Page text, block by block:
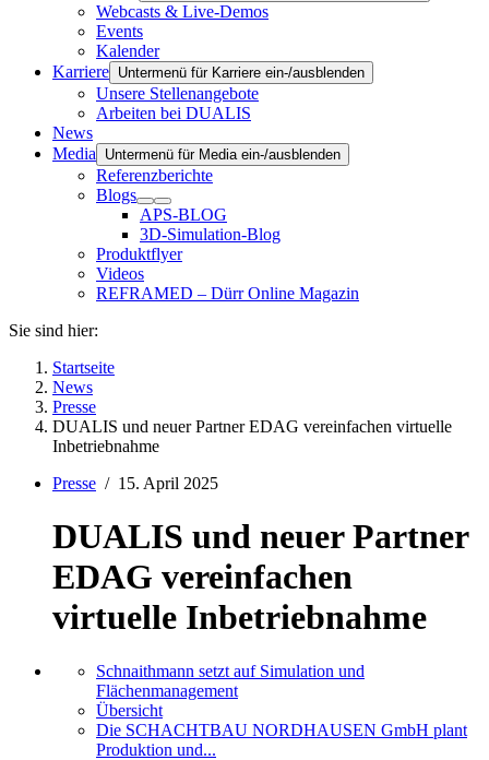
Webcasts & Live-Demos
Events
Kalender
Karriere Untermenü für Karriere ein-/ausblenden
Unsere Stellenangebote
Arbeiten bei DUALIS
News
Media
Untermenü für Media ein-/ausblenden
Referenzberichte
Blogs
APS-BLOG
3D-Simulation-Blog
Produktflyer
Videos
REFRAMED – Dürr Online Magazin
Sie sind hier:
Startseite
News
Presse
DUALIS und neuer Partner EDAG vereinfachen virtuelle
Inbetriebnahme
Presse / 15. April 2025
DUALIS und neuer Partner
EDAG vereinfachen
virtuelle Inbetriebnahme
Schnaithmann setzt auf Simulation und
Flächenmanagement
Übersicht
Die SCHACHTBAU NORDHAUSEN GmbH plant
Produktion und...